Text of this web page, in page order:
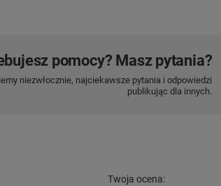
pomocy? Masz pytania?
niezwłocznie, najciekawsze pytania i odpowiedzi
publikując dla innych.
Twoja ocena: